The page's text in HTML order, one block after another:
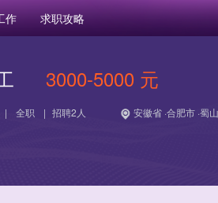
作 求职攻略
3000-5000 元
| 全职 | 招聘2人 安徽省 ·合肥市 ·蜀